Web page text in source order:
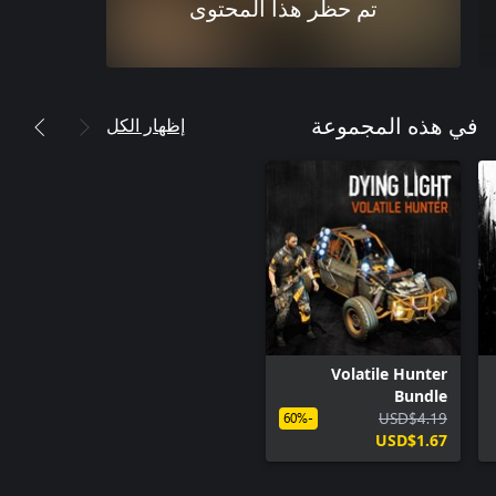
تم حظر هذا المحتوى
في هذه المجموعة إظهار الكل
Volatile Hunter
Bundle
USD$4.19
USD$1.67
-60%